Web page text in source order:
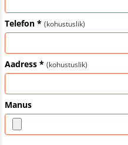
Telefon * (kohustuslik)
Aadress * (kohustuslik)
Manus